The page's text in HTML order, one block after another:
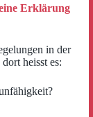
Erklärung
in der
heisst es: